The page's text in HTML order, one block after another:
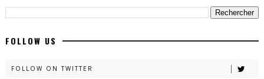
FOLLOW US
FOLLOW ON TWITTER